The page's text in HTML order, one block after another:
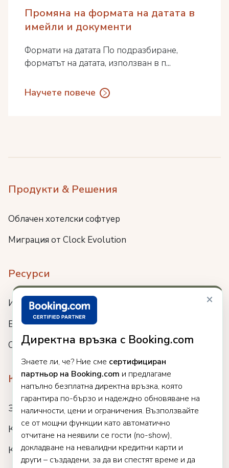
×
Директна връзка с Booking.com
Знаете ли, че? Ние сме сертифициран
партньор на Booking.com и предлагаме
напълно безплатна директна връзка, която
гарантира по-бързо и надеждно обновяване на
наличности, цени и ограничения. Възползвайте
се от мощни функции като автоматично
отчитане на неявили се гости (no-show),
докладване на невалидни кредитни карти и
други – създадени, за да ви спестят време и да
Промяна на формата на датата в
имейли и документи
Формати на датата По подразбиране,
форматът на датата, използван в п...
Научете повече
Продукти & Решения
Облачен хотелски софтуер
Миграция от Clock Evolution
Ресурси
Интеграции
Блог
Събития
Компания
За нас
Кариери
Клиенти